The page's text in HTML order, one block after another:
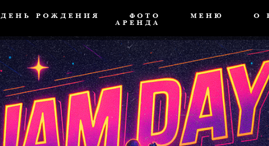
ДЕНЬ РОЖДЕНИЯ ФОТО МЕНЮ
О
АРЕНДА
31.07 Анима,
Бронь стола
В списки
START: 22:30
FC/DC
Free bar для девушек 23:00 - 00:00
18+
Reserve:+7 (963) 773 34 43